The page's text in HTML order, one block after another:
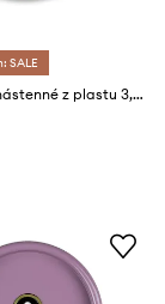
SALE
HAY hodiny nástenné z plastu 3,6 x 26,5 x 26,5 cm